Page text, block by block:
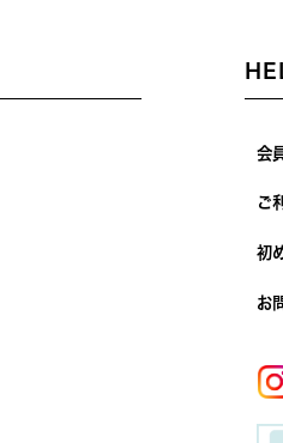
会
ご
初
お